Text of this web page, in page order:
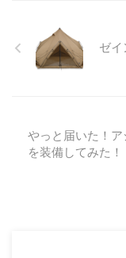
ゼイ
やっと届いた！
を装備してみた！